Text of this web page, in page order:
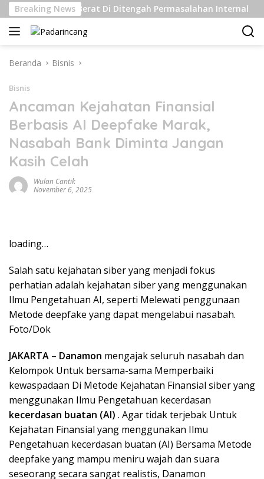
Langsung
ke
konten
Breaking News
Kelas Berat Di Ditengah Permasalahan Internal
Beranda Bisnis
Bisnis
Ancaman Kejahatan Finansial
Berbasis AI Deepfake Marak,
Nasabah Bank Diminta Jangan
Kasih Celah
Wulan Cantik
November 6, 2025
loading…
Salah satu kejahatan siber yang menjadi fokus
perhatian adalah kejahatan siber yang menggunakan
Ilmu Pengetahuan AI, seperti Melewati penggunaan
Metode deepfake yang dapat mengelabui nasabah.
Foto/Dok
JAKARTA – Danamon mengajak seluruh nasabah dan
Kelompok Untuk bersama-sama Memperbaiki
kewaspadaan Di Metode Kejahatan Finansial siber yang
menggunakan Ilmu Pengetahuan kecerdasan
kecerdasan buatan (AI) . Agar tidak terjebak Untuk
Kejahatan Finansial yang menggunakan Ilmu
Pengetahuan kecerdasan buatan (AI) Bersama Metode
deepfake yang mampu meniru wajah dan suara
seseorang secara sangat realistis, Danamon